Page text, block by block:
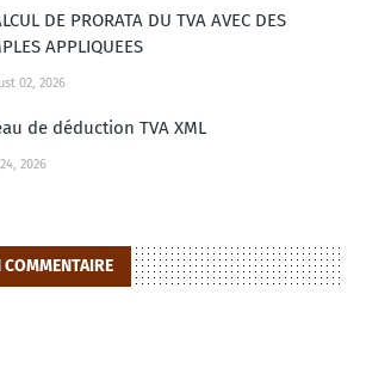
DE PRORATA DU TVA AVEC DES
APPLIQUEES
02, 2026
de déduction TVA XML
2026
COMMENTAIRE